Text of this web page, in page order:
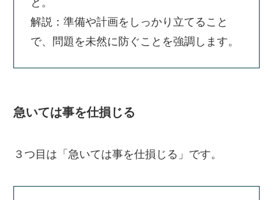
解説：準備や計画をしっかり立てること
で、問題を未然に防ぐことを強調します。
急いては事を仕損じる
３つ目は「急いては事を仕損じる」です。